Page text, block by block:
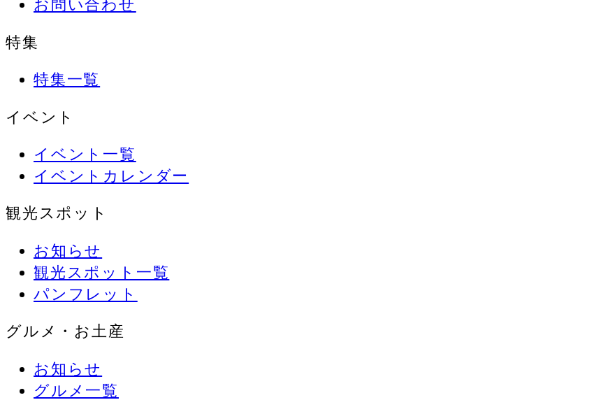
お問い合わせ
特集
特集一覧
イベント
イベント一覧
イベントカレンダー
観光スポット
お知らせ
観光スポット一覧
パンフレット
グルメ・お土産
お知らせ
グルメ一覧